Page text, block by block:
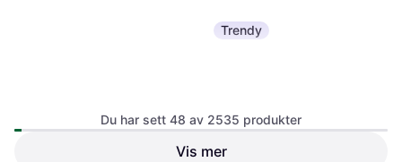
Trendy
Du har sett 48 av 2535 produkter
Vis mer